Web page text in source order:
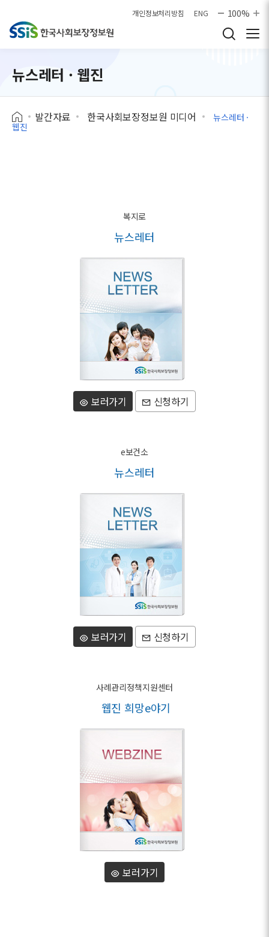
개인정보처리방침 ENG 100%
뉴스레터 · 웹진
발간자료 한국사회보장정보원 미디어
뉴스레터 ·
웹진
복지로
뉴스레터
보러가기 신청하기
e보건소
뉴스레터
보러가기 신청하기
사례관리정책지원센터
웹진 희망e야기
보러가기